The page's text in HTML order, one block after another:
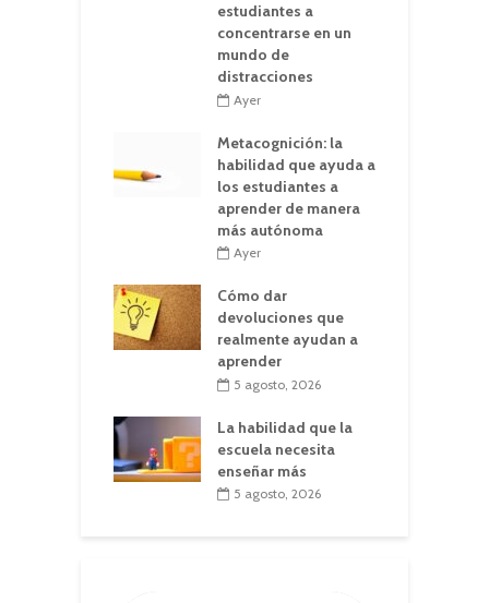
estudiantes a
concentrarse en un
mundo de
distracciones
Ayer
Metacognición: la
habilidad que ayuda a
los estudiantes a
aprender de manera
más autónoma
Ayer
Cómo dar
devoluciones que
realmente ayudan a
aprender
5 agosto, 2026
La habilidad que la
escuela necesita
enseñar más
5 agosto, 2026